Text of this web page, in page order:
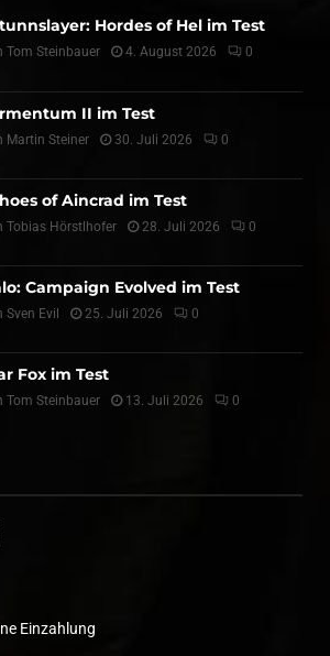
Hordes of Hel im Test
Tom Steinbauer 4. August 2026 0
II im Test
Martin Steiner 30. Juli 2026 0
of Aincrad im Test
Tobias Hörstlhofer 28. Juli 2026 0
Campaign Evolved im Test
Sven Evil 25. Juli 2026 0
Fox im Test
Tom Steinbauer 13. Juli 2026 0
Einzahlung